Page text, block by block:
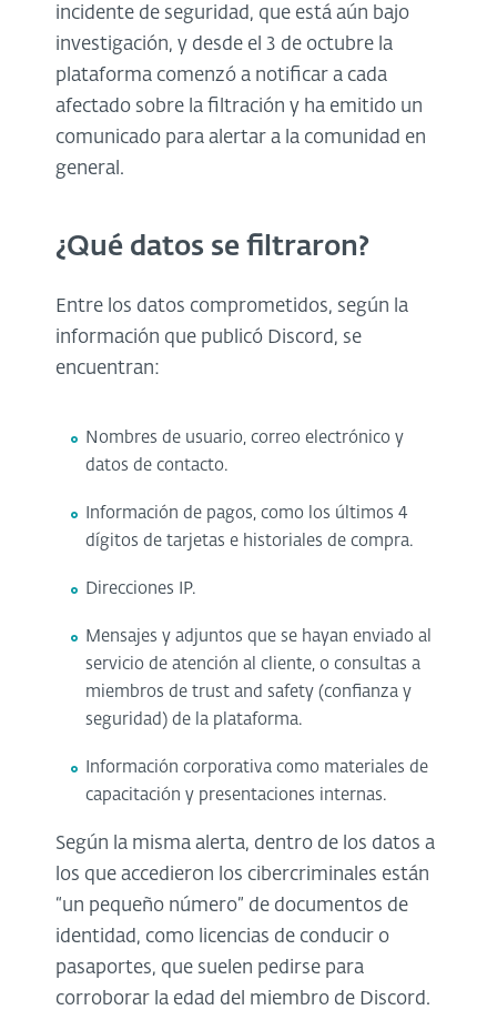
incidente de seguridad, que está aún bajo
investigación, y desde el 3 de octubre la
plataforma comenzó a notificar a cada
afectado sobre la filtración y ha emitido un
comunicado para alertar a la comunidad en
general.
¿Qué datos se filtraron?
Entre los datos comprometidos, según la
información que publicó Discord, se
encuentran:
Nombres de usuario, correo electrónico y
datos de contacto.
Información de pagos, como los últimos 4
dígitos de tarjetas e historiales de compra.
Direcciones IP.
Mensajes y adjuntos que se hayan enviado al
servicio de atención al cliente, o consultas a
miembros de trust and safety (confianza y
seguridad) de la plataforma.
Información corporativa como materiales de
capacitación y presentaciones internas.
Según la misma alerta, dentro de los datos a
los que accedieron los cibercriminales están
“un pequeño número” de documentos de
identidad, como licencias de conducir o
pasaportes, que suelen pedirse para
corroborar la edad del miembro de Discord.